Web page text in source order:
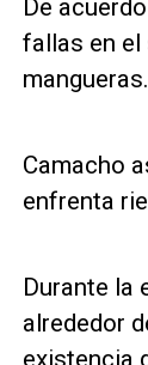
De
fallas en el
mangueras.
Camacho
enfrenta
Durante la
alrededor
existencia